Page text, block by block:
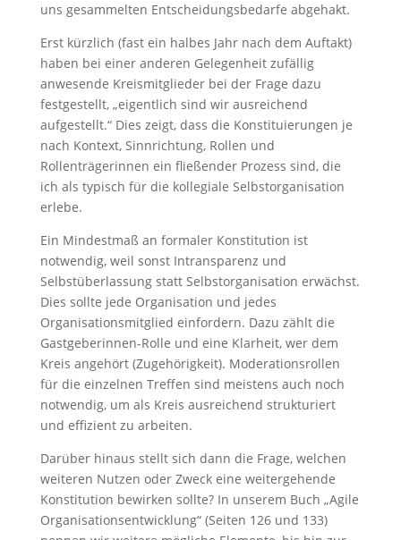
uns gesammelten Entscheidungsbedarfe abgehakt.
Erst kürzlich (fast ein halbes Jahr nach dem Auftakt)
haben bei einer anderen Gelegenheit zufällig
anwesende Kreismitglieder bei der Frage dazu
festgestellt, „eigentlich sind wir ausreichend
aufgestellt.“ Dies zeigt, dass die Konstituierungen je
nach Kontext, Sinnrichtung, Rollen und
Rollenträgerinnen ein fließender Prozess sind, die
ich als typisch für die kollegiale Selbstorganisation
erlebe.
Ein Mindestmaß an formaler Konstitution ist
notwendig, weil sonst Intransparenz und
Selbstüberlassung statt Selbstorganisation erwächst.
Dies sollte jede Organisation und jedes
Organisationsmitglied einfordern. Dazu zählt die
Gastgeberinnen-Rolle und eine Klarheit, wer dem
Kreis angehört (Zugehörigkeit). Moderationsrollen
für die einzelnen Treffen sind meistens auch noch
notwendig, um als Kreis ausreichend strukturiert
und effizient zu arbeiten.
Darüber hinaus stellt sich dann die Frage, welchen
weiteren Nutzen oder Zweck eine weitergehende
Konstitution bewirken sollte? In unserem Buch „Agile
Organisationsentwicklung“ (Seiten 126 und 133)